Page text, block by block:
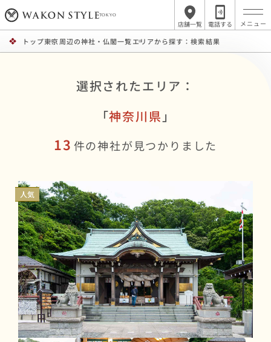
TOKYO
店舗一覧 電話する
トップ東京周辺の神社・仏閣一覧エリアから探す：検索結果
選択されたエリア：
「神奈川県 」
13 件の神社が見つかりました
人気